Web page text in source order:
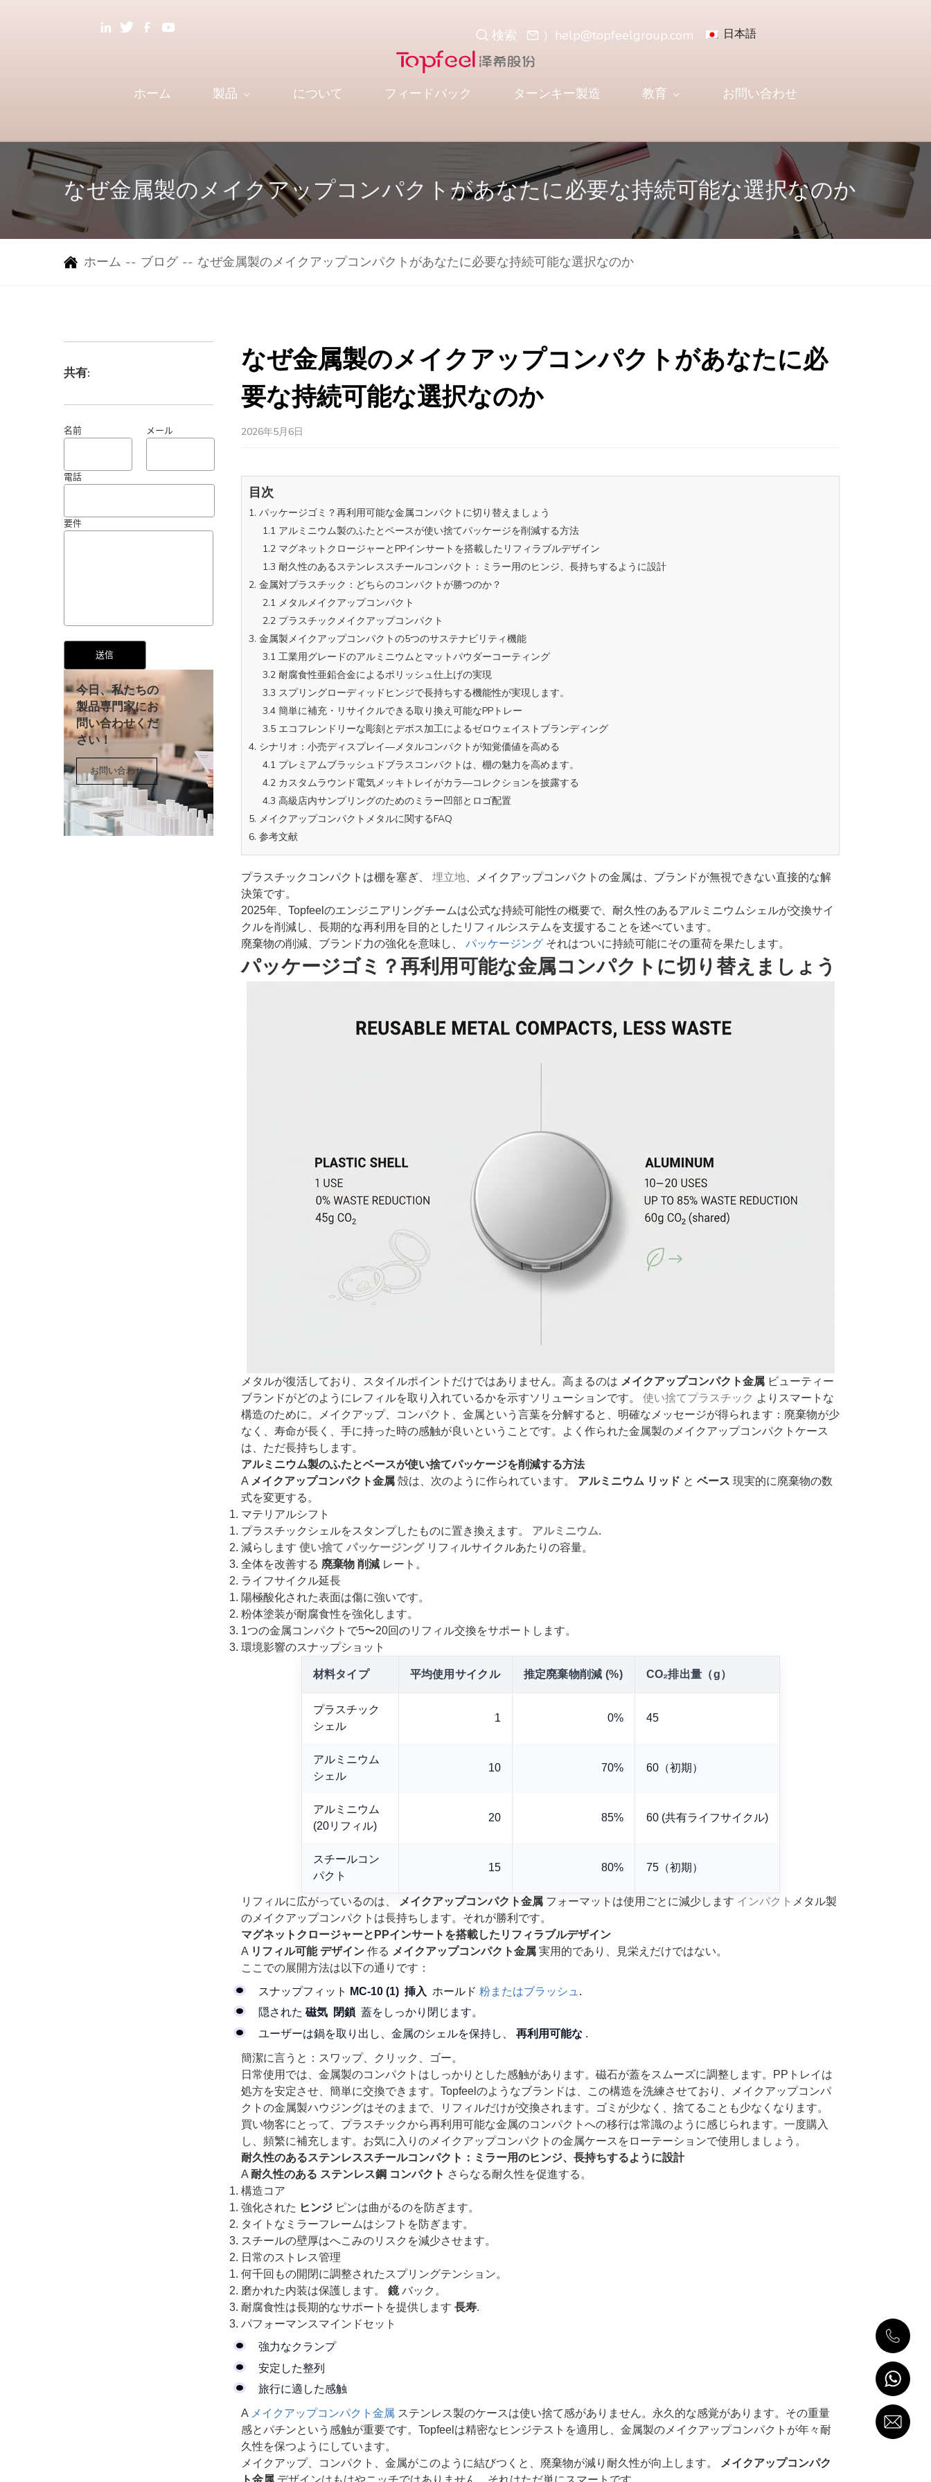
検索 ） help@topfeelgroup.com 日本語
ホーム 製品 について フィードバック ターンキー製造 教育 お問い合わせ
なぜ金属製のメイクアップコンパクトがあなたに必要な持続可能な選択なのか
ホーム -- ブログ -- なぜ金属製のメイクアップコンパクトがあなたに必要な持続可能な選択なのか
なぜ金属製のメイクアップコンパクトがあなたに必
要な持続可能な選択なのか
2026年5月6日
目次
1. パッケージゴミ？再利用可能な金属コンパクトに切り替えましょう
1.1 アルミニウム製のふたとベースが使い捨てパッケージを削減する方法
1.2 マグネットクロージャーとPPインサートを搭載したリフィラブルデザイン
1.3 耐久性のあるステンレススチールコンパクト：ミラー用のヒンジ、長持ちするように設計
2. 金属対プラスチック：どちらのコンパクトが勝つのか？
2.1 メタルメイクアップコンパクト
2.2 プラスチックメイクアップコンパクト
3. 金属製メイクアップコンパクトの5つのサステナビリティ機能
3.1 工業用グレードのアルミニウムとマットパウダーコーティング
3.2 耐腐食性亜鉛合金によるポリッシュ仕上げの実現
3.3 スプリングローディッドヒンジで長持ちする機能性が実現します。
3.4 簡単に補充・リサイクルできる取り換え可能なPPトレー
3.5 エコフレンドリーな彫刻とデボス加工によるゼロウェイストブランディング
4. シナリオ：小売ディスプレイ—メタルコンパクトが知覚価値を高める
4.1 プレミアムブラッシュドブラスコンパクトは、棚の魅力を高めます。
4.2 カスタムラウンド電気メッキトレイがカラ―コレクションを披露する
4.3 高級店内サンプリングのためのミラー凹部とロゴ配置
5. メイクアップコンパクトメタルに関するFAQ
6. 参考文献
プラスチックコンパクトは棚を塞ぎ、 埋立地 、メイクアップコンパクトの金属は、ブランドが無視できない直接的な解
決策です。
2025年、Topfeelのエンジニアリングチームは公式な持続可能性の概要で、耐久性のあるアルミニウムシェルが交換サイ
クルを削減し、長期的な再利用を目的としたリフィルシステムを支援することを述べています。
廃棄物の削減、ブランド力の強化を意味し、 パッケージング それはついに持続可能にその重荷を果たします。
パッケージゴミ？再利用可能な金属コンパクトに切り替えましょう
メタルが復活しており、スタイルポイントだけではありません。高まるのは メイクアップコンパクト金属 ビューティー
ブランドがどのようにレフィルを取り入れているかを示すソリューションです。 使い捨てプラスチック よりスマートな
構造のために。メイクアップ、コンパクト、金属という言葉を分解すると、明確なメッセージが得られます：廃棄物が少
なく、寿命が長く、手に持った時の感触が良いということです。よく作られた金属製のメイクアップコンパクトケース
は、ただ長持ちします。
アルミニウム製のふたとベースが使い捨てパッケージを削減する方法
A メイクアップコンパクト金属 殻は、次のように作られています。 アルミニウム リッド と ベース 現実的に廃棄物の数
式を変更する。
マテリアルシフト
プラスチックシェルをスタンプしたものに置き換えます。 アルミニウム.
減らします 使い捨て パッケージングリフィルサイクルあたりの容量。
全体を改善する 廃棄物 削減 レート。
ライフサイクル延長
陽極酸化された表面は傷に強いです。
粉体塗装が耐腐食性を強化します。
1つの金属コンパクトで5〜20回のリフィル交換をサポートします。
環境影響のスナップショット
材料タイプ 平均使用サイクル 推定廃棄物削減 (%) CO₂排出量（g）
プラスチック
シェル
1 0% 45
アルミニウム
シェル
10 70% 60（初期）
アルミニウム
(20リフィル)
20 85% 60 (共有ライフサイクル)
スチールコン
パクト
15 80% 75（初期）
リフィルに広がっているのは、 メイクアップコンパクト金属 フォーマットは使用ごとに減少します インパクト メタル製
のメイクアップコンパクトは長持ちします。それが勝利です。
マグネットクロージャーとPPインサートを搭載したリフィラブルデザイン
A リフィル可能 デザイン 作る メイクアップコンパクト金属 実用的であり、見栄えだけではない。
ここでの展開方法は以下の通りです：
スナップフィット
MC-10 (1) 挿入 ホールド 粉またはブラッシュ .
隠された 磁気 閉鎖 蓋をしっかり閉じます。
ユーザーは鍋を取り出し、金属のシェルを保持し、 再利用可能な .
簡潔に言うと：スワップ、クリック、ゴー。
日常使用では、金属製のコンパクトはしっかりとした感触があります。磁石が蓋をスムーズに調整します。PPトレイは
処方を安定させ、簡単に交換できます。Topfeelのようなブランドは、この構造を洗練させており、メイクアップコンパ
クトの金属製ハウジングはそのままで、リフィルだけが交換されます。ゴミが少なく、捨てることも少なくなります。
買い物客にとって、プラスチックから再利用可能な金属のコンパクトへの移行は常識のように感じられます。一度購入
し、頻繁に補充します。お気に入りのメイクアップコンパクトの金属ケースをローテーションで使用しましょう。
耐久性のあるステンレススチールコンパクト：ミラー用のヒンジ、長持ちするように設計
A 耐久性のある ステンレス鋼 コンパクト さらなる耐久性を促進する。
構造コア
強化された ヒンジ ピンは曲がるのを防ぎます。
タイトなミラーフレームはシフトを防ぎます。
スチールの壁厚はへこみのリスクを減少させます。
日常のストレス管理
何千回もの開閉に調整されたスプリングテンション。
磨かれた内装は保護します。 鏡バック。
耐腐食性は長期的なサポートを提供します 長寿.
パフォーマンスマインドセット
強力なクランプ
安定した整列
旅行に適した感触
A メイクアップコンパクト金属 ステンレス製のケースは使い捨て感がありません。永久的な感覚があります。その重量
感とパチンという感触が重要です。Topfeelは精密なヒンジテストを適用し、金属製のメイクアップコンパクトが年々耐
久性を保つようにしています。
メイクアップ、コンパクト、金属がこのように結びつくと、廃棄物が減り耐久性が向上します。
メイクアップコンパク
ト金属 デザインはもはやニッチではありません。それはただ単にスマートです。
共有:
名前 メール
電話
今日、私たちの
製品専門家にお
問い合わせくだ
さい！
お問い合わせ